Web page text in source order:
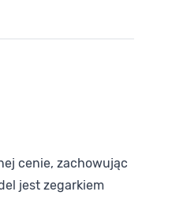
cenie, zachowując
jest zegarkiem